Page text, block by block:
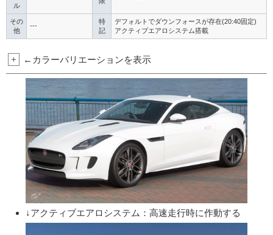
ル
その
他
---
特
記
デフォルトでダウンフォースが存在(20:40固定)
アクティブエアロシステム搭載
+ ←カラーバリエーションを表示
↓アクティブエアロシステム：高速走行時に作動する